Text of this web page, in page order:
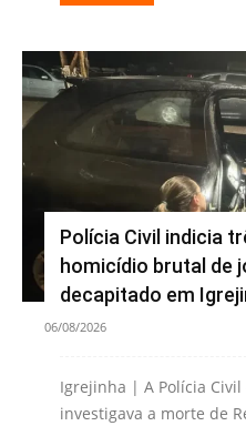
Polícia Civil indicia
homicídio brutal de
decapitado em
06/08/2026
Igrejinha | A Polícia
investigava a morte de